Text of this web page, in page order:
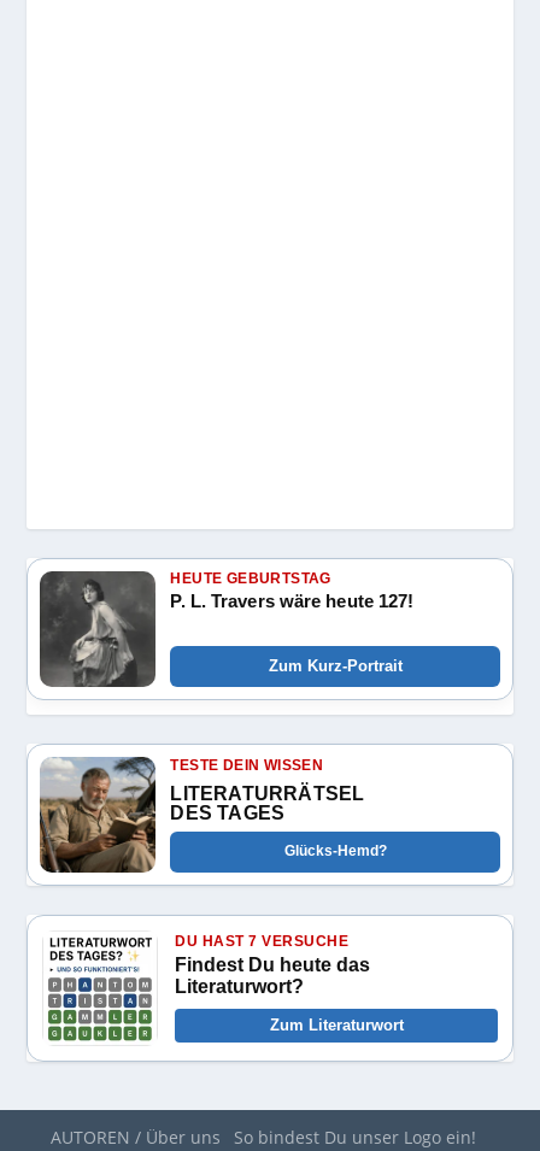
HEUTE GEBURTSTAG
P. L. Travers wäre heute 127!
Zum Kurz-Portrait
TESTE DEIN WISSEN
LITERATURRÄTSEL
DES TAGES
Glücks-Hemd?
DU HAST 7 VERSUCHE
Findest Du heute das
Literaturwort?
Zum Literaturwort
AUTOREN / Über uns So bindest Du unser Logo ein!